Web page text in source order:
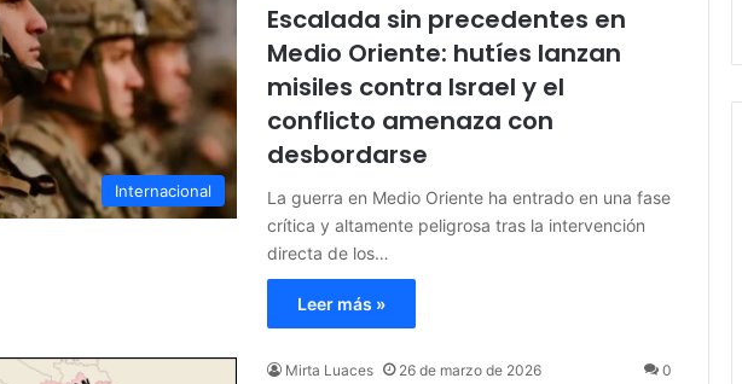
Internacional
Escalada sin precedentes en
Medio Oriente: hutíes lanzan
misiles contra Israel y el
conflicto amenaza con
desbordarse
La guerra en Medio Oriente ha entrado en una fase
crítica y altamente peligrosa tras la intervención
directa de los…
Leer más »
Mirta Luaces 26 de marzo de 2026 0